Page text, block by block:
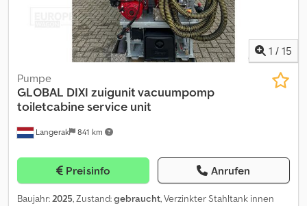
1 / 15
Langerak 841 km
Pumpe
GLOBAL DIXI zuigunit vacuumpomp
toiletcabine service unit
Preisinfo Anrufen
Baujahr:2025, Zustand:gebraucht, Verzinkter Stahltank innen